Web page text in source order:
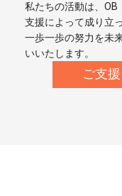
私たちの活動は、OB
支援によって成り立
一歩一歩の努力を未
いいたします。
ご支